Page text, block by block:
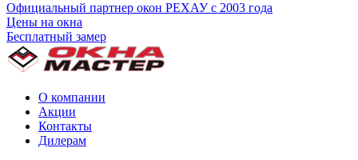
Официальный партнер окон РЕХАУ с 2003 года
Цены на окна
Бесплатный замер
О компании
Акции
Контакты
Дилерам